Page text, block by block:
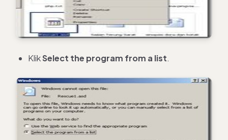
KlikSelect the program from a list.